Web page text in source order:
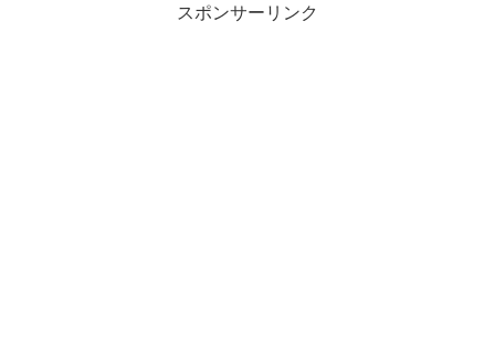
スポンサーリンク